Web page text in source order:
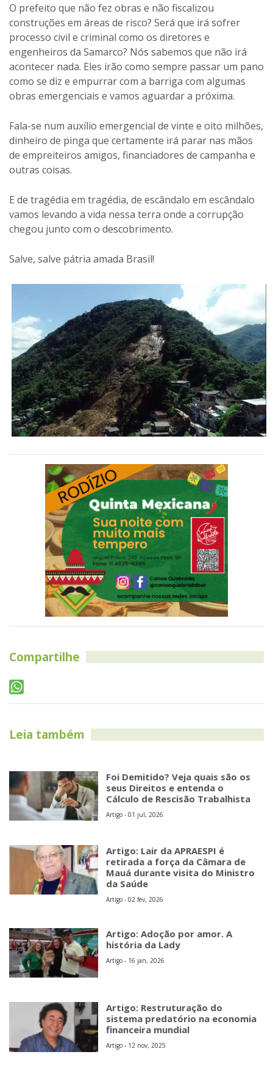
O prefeito que não fez obras e não fiscalizou
construções em áreas de risco? Será que irá sofrer
processo civil e criminal como os diretores e
engenheiros da Samarco? Nós sabemos que não irá
acontecer nada. Eles irão como sempre passar um pano
como se diz e empurrar com a barriga com algumas
obras emergenciais e vamos aguardar a próxima.
Fala-se num auxílio emergencial de vinte e oito milhões,
dinheiro de pinga que certamente irá parar nas mãos
de empreiteiros amigos, financiadores de campanha e
outras coisas.
E de tragédia em tragédia, de escândalo em escândalo
vamos levando a vida nessa terra onde a corrupção
chegou junto com o descobrimento.
Salve, salve pátria amada Brasil!
Compartilhe
Leia também
Foi Demitido? Veja quais são os
seus Direitos e entenda o
Cálculo de Rescisão Trabalhista
Artigo - 01 jul, 2026
Artigo: Lair da APRAESPI é
retirada a força da Câmara de
Mauá durante visita do Ministro
da Saúde
Artigo - 02 fev, 2026
Artigo: Adoção por amor. A
história da Lady
Artigo - 16 jan, 2026
Artigo: Restruturação do
sistema predatório na economia
financeira mundial
Artigo - 12 nov, 2025